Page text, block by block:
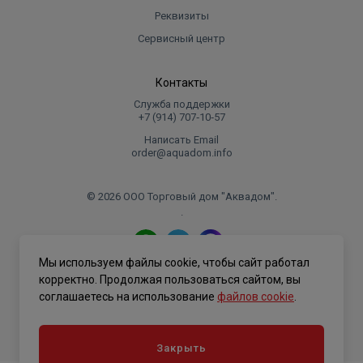
Реквизиты
Сервисный центр
Контакты
Служба поддержки
+7 (914) 707‑10‑57
Написать Email
order@aquadom.info
© 2026 ООО Торговый дом "Аквадом".
.
Политика конфиденциальности
Мы используем файлы cookie, чтобы сайт работал
корректно. Продолжая пользоваться сайтом, вы
соглашаетесь на использование файлов cookie
Закрыть